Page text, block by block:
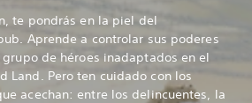
te pondrás en la piel del
Aprende a controlar sus poderes
de héroes inadaptados en el
Land. Pero ten cuidado con los
acechan: entre los delincuentes, la